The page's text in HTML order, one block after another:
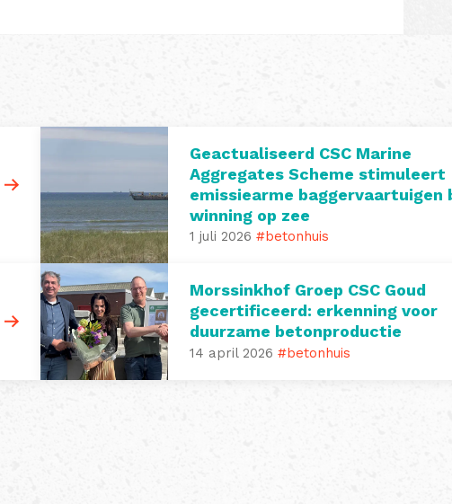
Geactualiseerd CSC Marine
Aggregates Scheme stimuleert
emissiearme baggervaartuigen
winning op zee
1 juli 2026 #betonhuis
Morssinkhof Groep CSC Goud
gecertificeerd: erkenning voor
duurzame betonproductie
14 april 2026 #betonhuis